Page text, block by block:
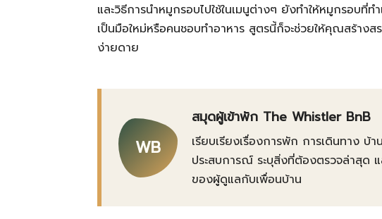
และวิธีการนำหมูกรอบไปใช้ในเมนูต่างๆ ยังทำให้หมูกรอบที่
เป็นมือใหม่หรือคนชอบทำอาหาร สูตรนี้ก็จะช่วยให้คุณสร้าง
ง่ายดาย
WB
สมุดผู้เข้าพัก The Whistler BnB
เรียบเรียงเรื่องการพัก การเดินทาง บ้
ประสบการณ์ ระบุสิ่งที่ต้องตรวจล่าสุด
ของผู้ดูแลกับเพื่อนบ้าน